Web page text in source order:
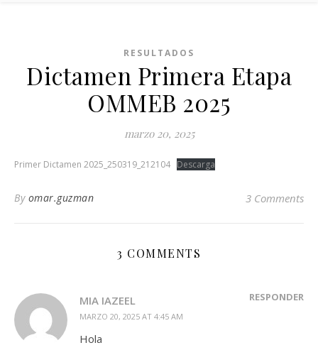
RESULTADOS
Dictamen Primera Etapa
OMMEB 2025
marzo 20, 2025
Primer Dictamen 2025_250319_212104 Descarga
By omar.guzman 3 Comments
3 COMMENTS
MIA IAZEEL
MARZO 20, 2025 AT 4:45 AM
RESPONDER
Hola